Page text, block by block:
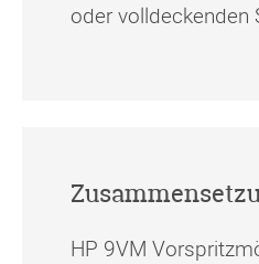
oder volldeckenden
HP 9VM